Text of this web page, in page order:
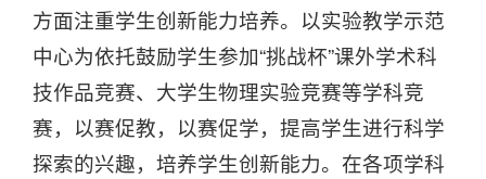
方面注重学生创新能力培养。以实验教学示范
中心为依托鼓励学生参加“挑战杯”课外学术科
技作品竞赛、大学生物理实验竞赛等学科竞
赛，以赛促教，以赛促学，提高学生进行科学
探索的兴趣，培养学生创新能力。在各项学科